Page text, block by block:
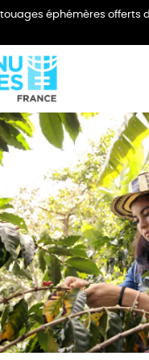
éphémères offerts